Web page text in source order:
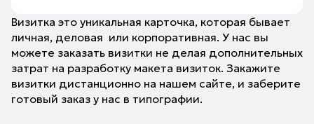
Визитка это уникальная карточка, которая бывает
личная, деловая или корпоративная. У нас вы
можете заказать визитки не делая дополнительных
затрат на разработку макета визиток. Закажите
визитки дистанционно на нашем сайте, и заберите
готовый заказ у нас в типографии.